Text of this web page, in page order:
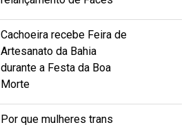
Cachoeira recebe Feira de
Artesanato da Bahia
durante a Festa da Boa
Morte
Por que mulheres trans